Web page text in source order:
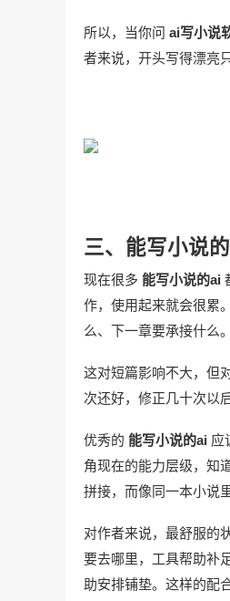
所以，当你问 ai写小说
者来说，开头写得漂亮
三、能写小说
现在很多 能写小说的ai
作，使用起来就会很累
么、下一章要承接什么。
这对短篇影响不大，但
次还好，修正几十次以
优秀的 能写小说的ai 应
角现在的能力层级，知
拼接，而像同一本小说
对作者来说，最舒服的
要去哪里，工具帮助补
助安排铺垫。这样的配